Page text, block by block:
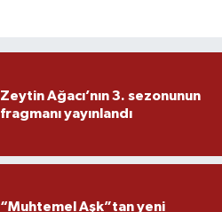
Zeytin Ağacı’nın 3. sezonunun
fragmanı yayınlandı
“Muhtemel Aşk”tan yeni